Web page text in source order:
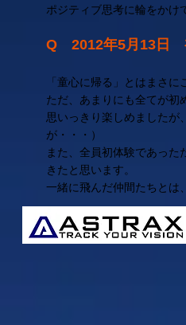
ポジティブ思考に輪をかけ
Q 2012年5月13日
「童心に帰る」とはまさ
ただ、あまりにも全てが初
思いっきり楽しめましたが
が・・・）
また、全員初体験であっ
きたと思います。
一緒に飛んだ仲間たちとは